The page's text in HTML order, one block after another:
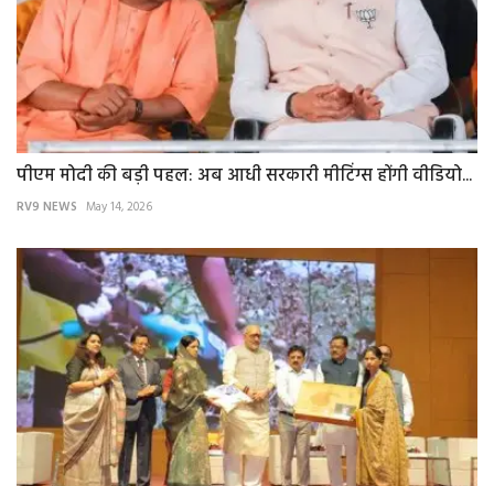
पीएम मोदी की बड़ी पहल: अब आधी सरकारी मीटिंग्स होंगी वीडियो...
RV9 NEWS May 14, 2026